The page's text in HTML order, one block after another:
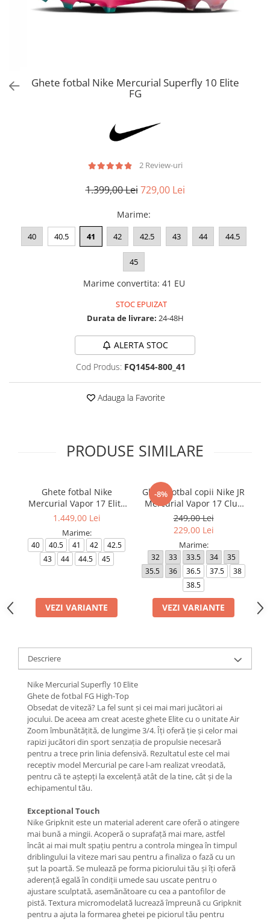
Bluze fotbal copii
Sorturi fotbal femei
Ghete fotbal Nike Mercurial Superfly 10 Elite
FG
2 Review-uri
1.399,00 Lei 729,00 Lei
Marime:
40 40.5 41 42 42.5 43 44 44.5
45
Marime convertita: 41 EU
STOC EPUIZAT
Durata de livrare: 24-48H
ALERTA STOC
Cod Produs: FQ1454-800_41
Adauga la Favorite
PRODUSE SIMILARE
Ghete fotbal Nike
Mercurial Vapor 17 Elite
FG T Se
1.449,00 Lei
Marime:
40 40.5 41 42
42.5
43
44 44.5 45
VEZI VARIANTE
-8%
Ghete fotbal copii Nike JR
Mercurial Vapor 17 Club
FG/MG
249,00 Lei
229,00 Lei
Marime:
32 33 33.5 34
35
35.5
36 36.5 37.5
38
38.5
VEZI VARIANTE
Descriere
Nike Mercurial Superfly 10 Elite
Ghete de fotbal FG High-Top
Obsedat de viteză? La fel sunt și cei mai mari jucători ai
jocului. De aceea am creat aceste ghete Elite cu o unitate Air
Zoom îmbunătățită, de lungime 3/4. Îți oferă ție și celor mai
rapizi jucători din sport senzația de propulsie necesară
pentru a trece prin linia defensivă. Rezultatul este cel mai
receptiv model Mercurial pe care l-am realizat vreodată,
pentru că te aștepți la excelență atât de la tine, cât și de la
echipamentul tău.
Exceptional Touch
Nike Gripknit este un material aderent care oferă o atingere
mai bună a mingii. Acoperă o suprafață mai mare, astfel
încât ai mai mult spațiu pentru a controla mingea în timpul
driblingului la viteze mari sau pentru a finaliza o fază cu un
șut la poartă. Se mulează pe forma piciorului tău și îți oferă
aderență egală în condiții umede sau uscate pentru o
ajustare sculptată, asemănătoare cu cea a pantofilor de
pistă. Textura micromodelată lucrează împreună cu Gripknit
pentru a ajuta la formarea ghetei pe piciorul tău pentru